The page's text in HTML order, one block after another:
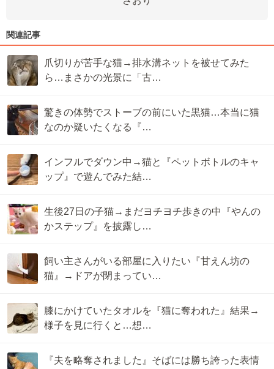
関連記事
爪切りが苦手な猫→排水溝ネットを被せてみた
ら…まさかの光景に「古…
驚きの体勢でストーブの前にいた黒猫…本当に猫
なのか疑いたくなる『…
インフルでダウン中→猫と『ペットボトルのキャ
ップ』で遊んでみた結…
生後27日の子猫→まだヨチヨチ歩きの中『やんの
かステップ』を披露し…
飼い主さんがいる部屋に入りたい『甘えん坊の
猫』→ドアが閉まってい…
膝にかけていたタオルを『猫に奪われた』結果→
様子を見に行くと…想…
『夫を略奪されました』そばには勝ち誇った表情